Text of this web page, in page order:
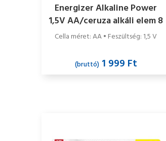
Energizer Alkaline Power
1,5V AA/ceruza alkáli elem 8
db/csomag
Cella méret: AA • Feszültség: 1,5 V
(bruttó)1 999 Ft